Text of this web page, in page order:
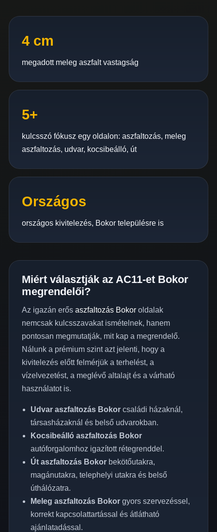
4 cm
megadott meleg aszfalt vastagság
5+
kulcsszó fókusz egy oldalon: aszfaltozás, meleg
aszfaltozás, udvar, kocsibeálló, út
Országos
országos kivitelezés, Bokor településre is
Miért választják az AC11-et Bokor
megrendelői?
Az igazán erős aszfaltozás Bokoroldalak
nemcsak kulcsszavakat ismételnek, hanem
pontosan megmutatják, mit kap a megrendelő.
Nálunk a prémium szint azt jelenti, hogy a
kivitelezés előtt felmérjük a terhelést, a
vízelvezetést, a meglévő altalajt és a várható
használatot is.
Udvar aszfaltozás Bokorcsaládi házaknál,
társasházaknál és belső udvarokban.
Kocsibeálló aszfaltozás Bokor
autóforgalomhoz igazított rétegrenddel.
Út aszfaltozás Bokorbekötőutakra,
magánutakra, telephelyi utakra és belső
úthálózatra.
Meleg aszfaltozás Bokorgyors szervezéssel,
korrekt kapcsolattartással és átlátható
ajánlatadással.